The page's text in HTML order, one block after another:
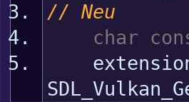
// Neu
char